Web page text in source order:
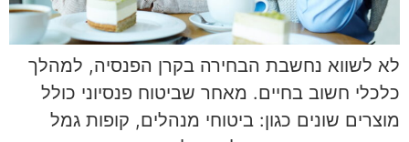
לא לשווא נחשבת הבחירה בקרן הפנסיה, למהלך
כלכלי חשוב בחיים. מאחר שביטוח פנסיוני כולל
מוצרים שונים כגון: ביטוחי מנהלים, קופות גמל